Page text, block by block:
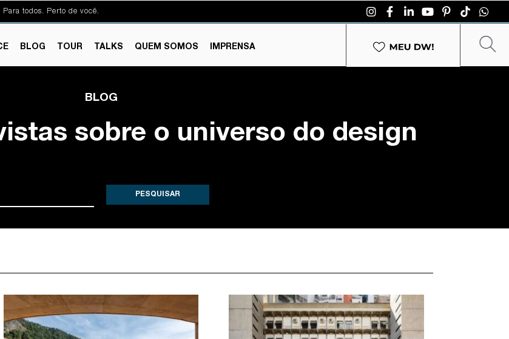
todos. Perto de você.
BLOG TOUR TALKS QUEM SOMOS IMPRENSA
BLOG
sobre o universo do design
PESQUISAR